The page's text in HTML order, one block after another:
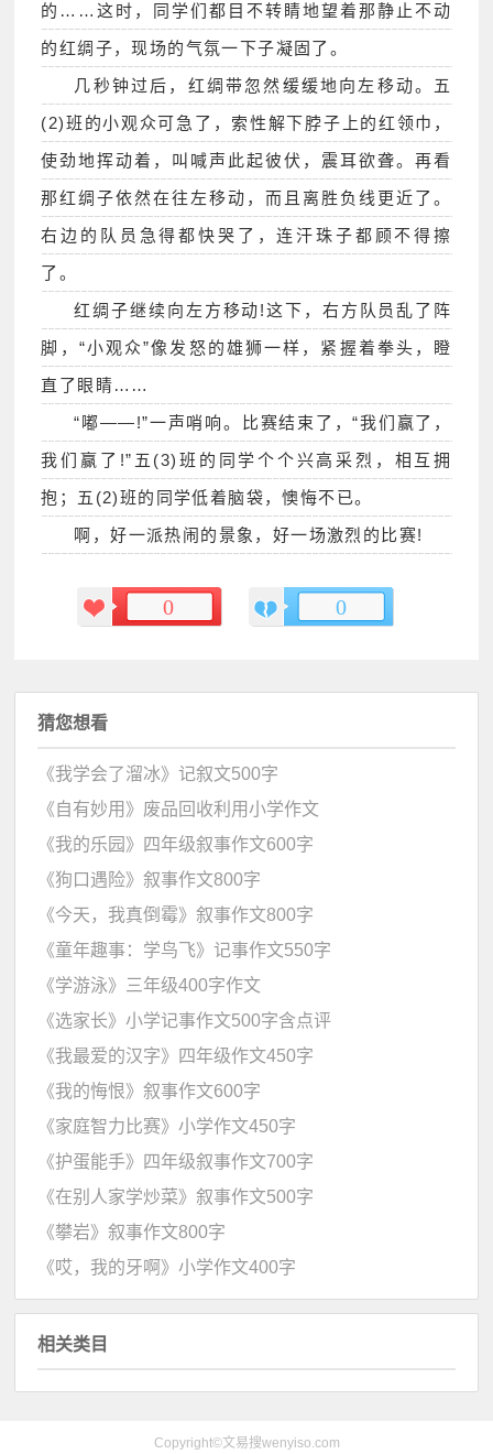
的……这时，同学们都目不转睛地望着那静止不动
的红绸子，现场的气氛一下子凝固了。
几秒钟过后，红绸带忽然缓缓地向左移动。五
(2)班的小观众可急了，索性解下脖子上的红领巾，
使劲地挥动着，叫喊声此起彼伏，震耳欲聋。再看
那红绸子依然在往左移动，而且离胜负线更近了。
右边的队员急得都快哭了，连汗珠子都顾不得擦
了。
红绸子继续向左方移动!这下，右方队员乱了阵
脚，“小观众”像发怒的雄狮一样，紧握着拳头，瞪
直了眼睛……
“嘟——!”一声哨响。比赛结束了，“我们赢了，
我们赢了!”五(3)班的同学个个兴高采烈，相互拥
抱；五(2)班的同学低着脑袋，懊悔不已。
啊，好一派热闹的景象，好一场激烈的比赛!
0 0
猜您想看
《我学会了溜冰》记叙文500字
《自有妙用》废品回收利用小学作文
《我的乐园》四年级叙事作文600字
《狗口遇险》叙事作文800字
《今天，我真倒霉》叙事作文800字
《童年趣事：学鸟飞》记事作文550字
《学游泳》三年级400字作文
《选家长》小学记事作文500字含点评
《我最爱的汉字》四年级作文450字
《我的悔恨》叙事作文600字
《家庭智力比赛》小学作文450字
《护蛋能手》四年级叙事作文700字
《在别人家学炒菜》叙事作文500字
《攀岩》叙事作文800字
《哎，我的牙啊》小学作文400字
相关类目
Copyright©文易搜wenyiso.com